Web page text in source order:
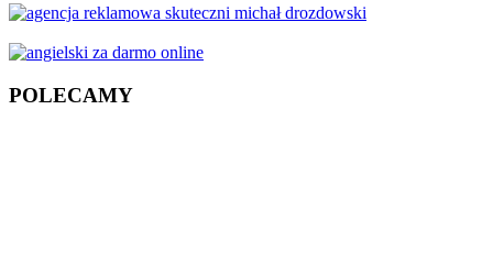
POLECAMY